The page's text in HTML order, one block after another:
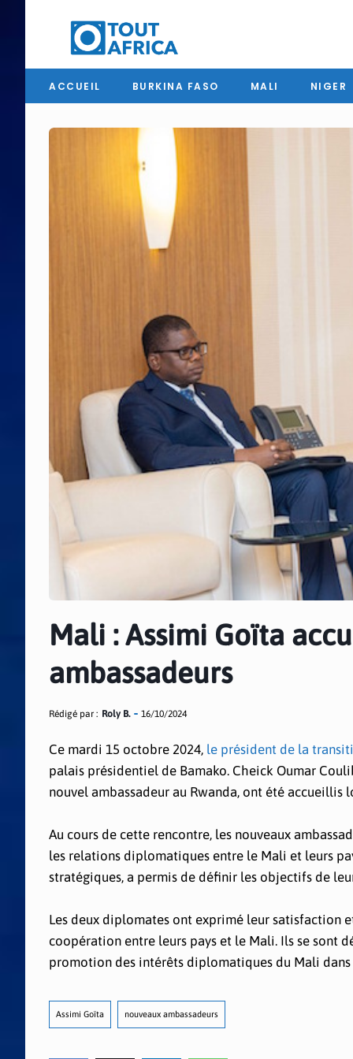
ACCUEIL BURKINA FASO MALI NIGER
Mali : Assimi Goïta
ambassadeurs
Rédigé par : Roly B. 16/10/2024
Ce mardi 15 octobre 2024, le président de la
palais présidentiel de Bamako. Cheick Oumar
nouvel ambassadeur au Rwanda, ont été accueillis
Au cours de cette rencontre, les nouveaux
les relations diplomatiques entre le Mali et leurs
stratégiques, a permis de définir les objectifs de
Les deux diplomates ont exprimé leur satisfaction
coopération entre leurs pays et le Mali. Ils se sont
promotion des intérêts diplomatiques du Mali dans
Assimi Goïta nouveaux ambassadeurs